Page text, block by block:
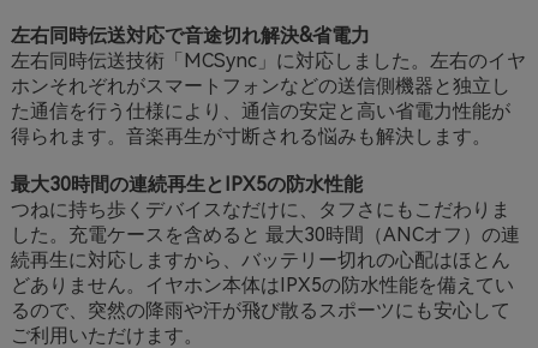
左右同時伝送対応で音途切れ解決&省電力
左右同時伝送技術「MCSync」に対応しました。左右のイヤ
ホンそれぞれがスマートフォンなどの送信側機器と独立し
た通信を行う仕様により、通信の安定と高い省電力性能が
得られます。音楽再生が寸断される悩みも解決します。
最大30時間の連続再生とIPX5の防水性能
つねに持ち歩くデバイスなだけに、タフさにもこだわりま
した。充電ケースを含めると 最大30時間（ANCオフ）の連
続再生に対応しますから、バッテリー切れの心配はほとん
どありません。イヤホン本体はIPX5の防水性能を備えてい
るので、突然の降雨や汗が飛び散るスポーツにも安心して
ご利用いただけます。